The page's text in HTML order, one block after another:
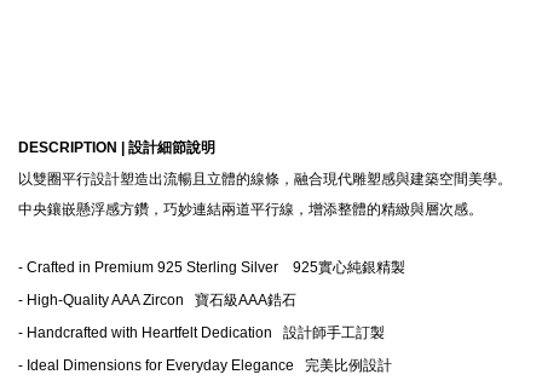
DESCRIPTION | 設計細節說明
以雙圈平行設計塑造出流暢且立體的線條，融合現代雕塑感與建築空間美學。
中央鑲嵌懸浮感方鑽，巧妙連結兩道平行線，增添整體的精緻與層次感。
- Crafted in Premium 925 Sterling Silver 925實心純銀精製
- High-Quality AAA Zircon 寶石級AAA鋯石
- Handcrafted with Heartfelt Dedication 設計師手工訂製
- Ideal Dimensions for Everyday Elegance
完美比例設計